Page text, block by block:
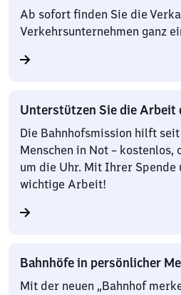
Ab sofort finden Sie die
Verkehrsunternehmen ganz
Unterstützen Sie die Arbeit
Die Bahnhofsmission hilft
Menschen in Not – kostenlos,
um die Uhr. Mit Ihrer Spende
wichtige Arbeit!
Bahnhöfe in persönlicher
Mit der neuen „Bahnhof